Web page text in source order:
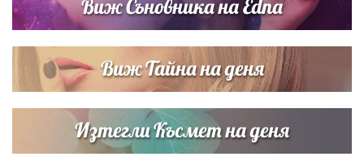
Виж Съновника на Edna
Виж Тайна на деня
Изтегли Късмет на деня